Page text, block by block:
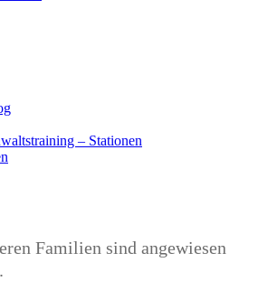
– Stationen
Familien sind angewiesen